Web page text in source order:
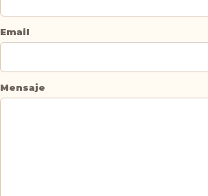
Email
Mensaje